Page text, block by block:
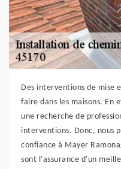
Des interventions de mise
faire dans les maisons.
une recherche de
interventions. Donc, nous
confiance à Mayer
sont l'assurance d'un